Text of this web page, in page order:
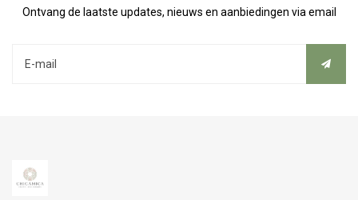
Ontvang de laatste updates, nieuws en aanbiedingen via email